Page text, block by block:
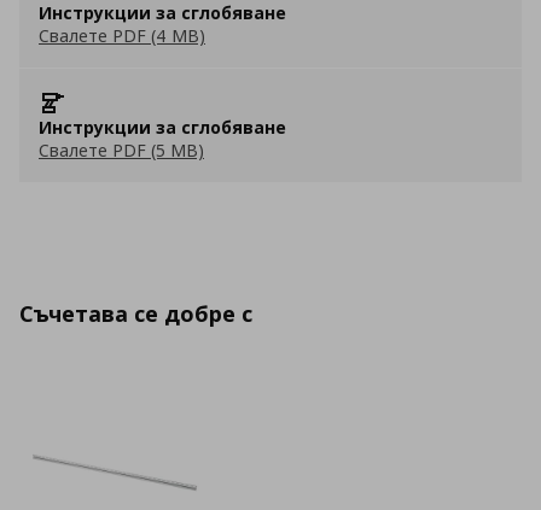
Инструкции за сглобяване
Свалете PDF (4 MB)
Инструкции за сглобяване
Свалете PDF (5 MB)
Съчетава се добре с